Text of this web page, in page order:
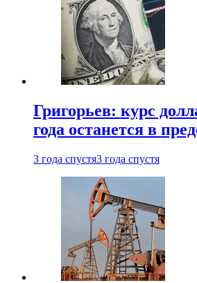
Григорьев: курс
года останется в
3 года спустя3 года спустя